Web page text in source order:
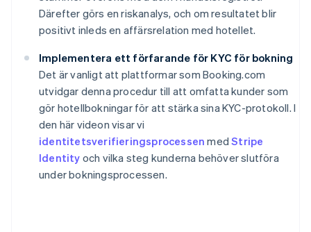
Därefter görs en riskanalys, och om resultatet blir
positivt inleds en affärsrelation med hotellet.
Implementera ett förfarande för KYC för bokning
Det är vanligt att plattformar som Booking.com
utvidgar denna procedur till att omfatta kunder som
gör hotellbokningar för att stärka sina KYC-protokoll. I
den här videon visar vi
identitetsverifieringsprocessen medStripe
Identity och vilka steg kunderna behöver slutföra
under bokningsprocessen.